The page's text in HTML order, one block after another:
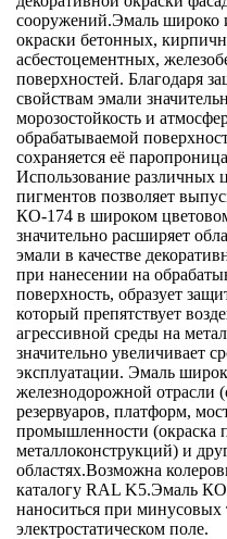
сооружений.Эмаль широко
окраски бетонных,
асбестоцементных,
поверхностей. Благодаря
свойствам эмали
морозостойкость и
обрабатываемой
сохраняется её
Использование различных
пигментов позволяет
КО-174 в широком
значительно расширяет
эмали в качестве
при нанесении на
поверхность, образует
который препятствует
агрессивной среды на
значительно увеличивает
эксплуатации. Эмаль
железнодорожной отрасли
резервуаров, платформ,
промышленности (окраска
металлоконструкций) и
областях.Возможна
каталогу RAL K5.Эмаль
наноситься при минусовых
электростатическом поле.